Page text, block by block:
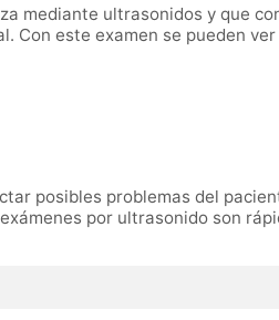
mediante ultrasonidos y que
Con este examen se pueden
posibles problemas del
por ultrasonido son